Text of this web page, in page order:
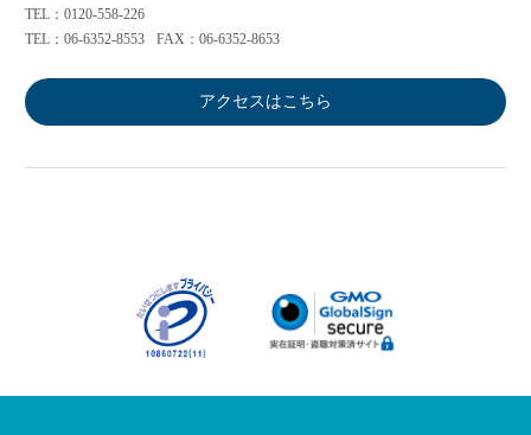
TEL：0120-558-226
TEL：06-6352-8553
FAX：06-6352-8653
アクセスはこちら